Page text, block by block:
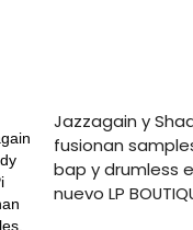
Jazzagain y
fusionan
bap y drumless
nuevo LP